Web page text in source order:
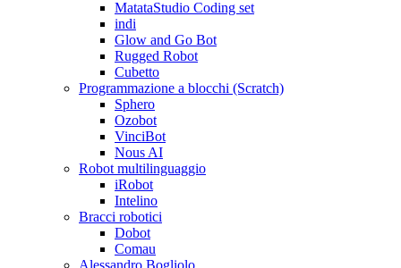
MatataStudio Coding set
indi
Glow and Go Bot
Rugged Robot
Cubetto
Programmazione a blocchi (Scratch)
Sphero
Ozobot
VinciBot
Nous AI
Robot multilinguaggio
iRobot
Intelino
Bracci robotici
Dobot
Comau
Alessandro Bogliolo